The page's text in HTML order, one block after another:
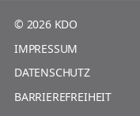
© 2026 KDO
IMPRESSUM
DATENSCHUTZ
BARRIEREFREIHEIT